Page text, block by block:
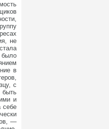
не
было
в
с
быть
и
себе
—